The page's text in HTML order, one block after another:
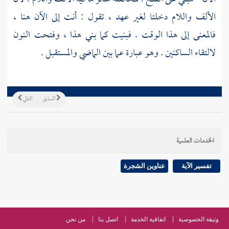
الألف واللام دخلتا لغير عهد ، تقول : أنت إلى الآن هنا ،
فالمعنى إلى هذا الوقت . فبنيت كما بني هذا ، وفتحت النون
لالتقاء الساكنين . وهو عبارة عما بين الماضي والمستقبل .
التالي السابق
الخدمات العلمية
تفسير الآية عناوين الشجرة
وثيقة الخصوصية اتفاقية الخدمة اتصل بنا من نحن